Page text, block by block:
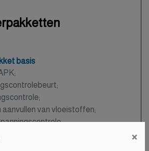
basis
aanvullen van vloeistoffen;
eventuele inruilauto;
×